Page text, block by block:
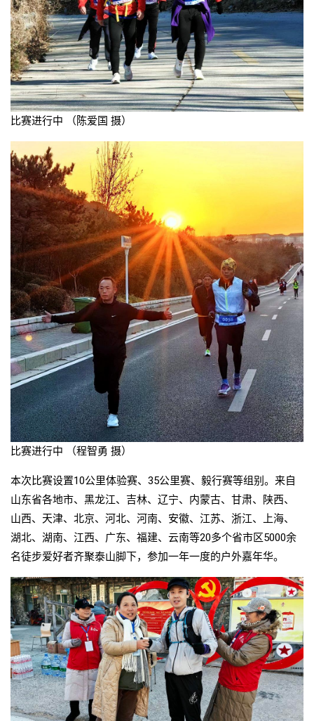
比赛进行中 （陈爱国 摄）
比赛进行中 （程智勇 摄）
本次比赛设置10公里体验赛、35公里赛、毅行赛等组别。来自
山东省各地市、黑龙江、吉林、辽宁、内蒙古、甘肃、陕西、
山西、天津、北京、河北、河南、安徽、江苏、浙江、上海、
湖北、湖南、江西、广东、福建、云南等20多个省市区5000余
名徒步爱好者齐聚泰山脚下，参加一年一度的户外嘉年华。